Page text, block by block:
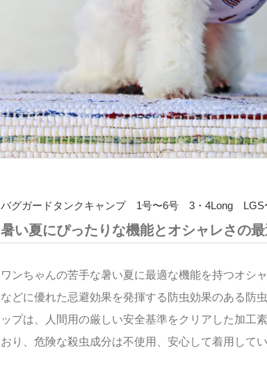
バグガードタンクキャンプ 1号〜6号 3・4Long LGS
暑い夏にぴったりな機能とオシャレさの
ワンちゃんの苦手な暑い夏に最適な機能を持つオシ
などに優れた忌避効果を発揮する防虫効果のある防
ップは、人間用の厳しい安全基準をクリアした加工
おり、危険な殺虫成分は不使用、安心して着用して